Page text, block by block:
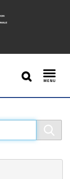
SEARCH